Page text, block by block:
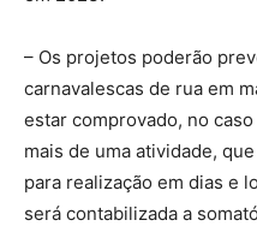
– Os projetos poderão
carnavalescas de rua em
estar comprovado, no
mais de uma atividade,
para realização em dias e
será contabilizada a